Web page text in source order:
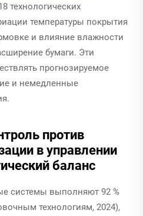
технологических
температуры покрытия
и влияние влажности
бумаги. Эти
прогнозируемое
и немедленные
против
в управлении
баланс
системы выполняют 92 %
технологиям, 2024),